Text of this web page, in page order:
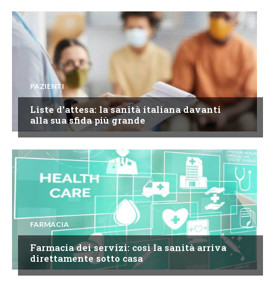
PAZIENTI
Liste d’attesa: la sanità italiana davanti
alla sua sfida più grande
FARMACIA
Farmacia dei servizi: così la sanità arriva
direttamente sotto casa